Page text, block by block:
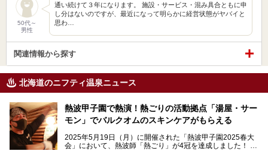
50代～
男性
通い続けて３年になります。 施設・サービス・混み具合ともに申
し分はないのですが、最近になって明らかに経営状態がヤバイと
思わ…
関連情報から探す
北海道のニフティ温泉ニュース
熱波甲子園で熱演！熱ごりの活動拠点「湯屋・サー
モン」でバルクオムのスキンケアがもらえる
2025年5月19日（月）に開催された「熱波甲子園2025春大
会」において、熱波師「熱ごり」が4冠を達成しました！